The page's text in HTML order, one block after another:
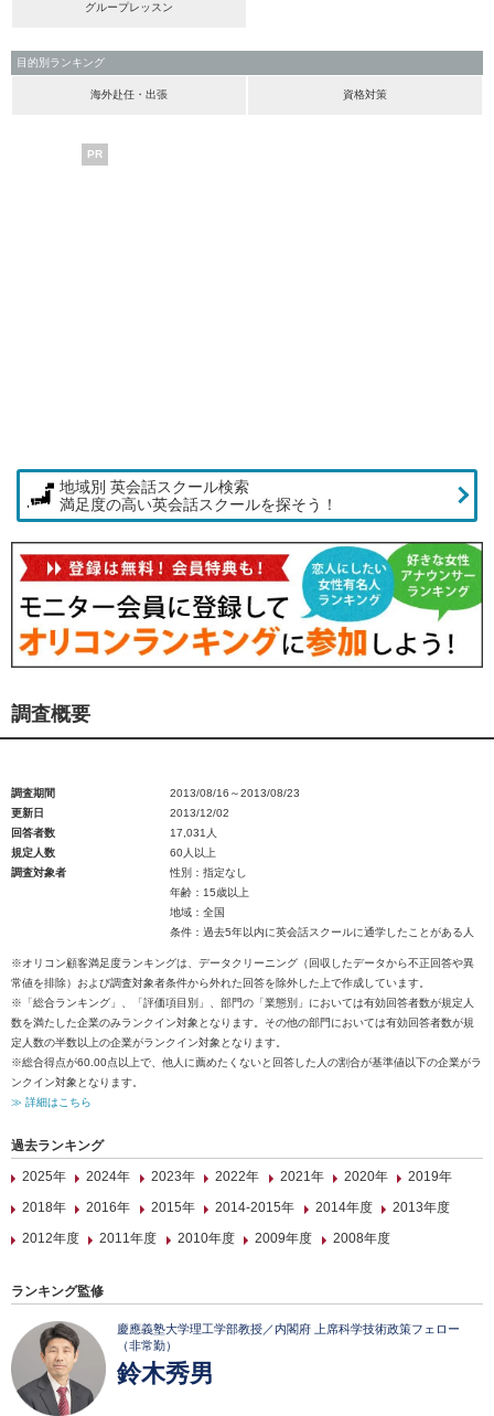
グループレッスン
目的別ランキング
海外赴任・出張 資格対策
PR
地域別 英会話スクール検索
満足度の高い英会話スクールを探そう！
調査概要
調査期間
2013/08/16～2013/08/23
更新日
2013/12/02
回答者数
17,031人
規定人数
60人以上
調査対象者
性別：指定なし
年齢：15歳以上
地域：全国
条件：過去5年以内に英会話スクールに通学したことがある人
※オリコン顧客満足度ランキングは、データクリーニング（回収したデータから不正回答や異
常値を排除）および調査対象者条件から外れた回答を除外した上で作成しています。
※「総合ランキング」、「評価項目別」、部門の「業態別」においては有効回答者数が規定人
数を満たした企業のみランクイン対象となります。その他の部門においては有効回答者数が規
定人数の半数以上の企業がランクイン対象となります。
※総合得点が60.00点以上で、他人に薦めたくないと回答した人の割合が基準値以下の企業がラ
ンクイン対象となります。
≫ 詳細はこちら
過去ランキング
2025年
2024年 2023年 2022年 2021年 2020年
2019年
2018年
2016年 2015年 2014-2015年 2014年度
2013年度
2012年度
2011年度 2010年度 2009年度 2008年度
ランキング監修
慶應義塾大学理工学部教授／内閣府 上席科学技術政策フェロー
（非常勤）
鈴木秀男